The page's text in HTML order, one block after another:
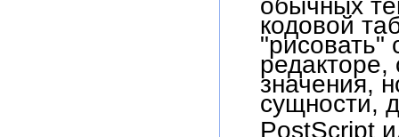
кодовой
"рисовать"
редакторе,
значения,
сущности,
PostScript